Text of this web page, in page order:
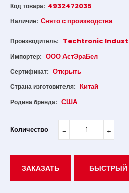
Код товара: 4932472035
Наличие: Снято с производства
Производитель: Techtronic
Импортер: ООО АстЭраБел
Сертификат: Открыть
Страна изготовителя: Китай
Родина бренда: США
Количество
ЗАКАЗАТЬ БЫСТРЫЙ